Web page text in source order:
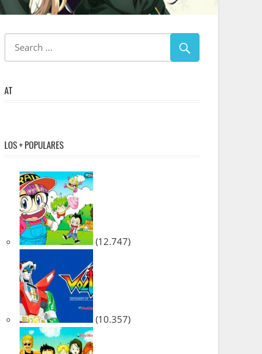
AT
LOS + POPULARES
(12.747)
(10.357)